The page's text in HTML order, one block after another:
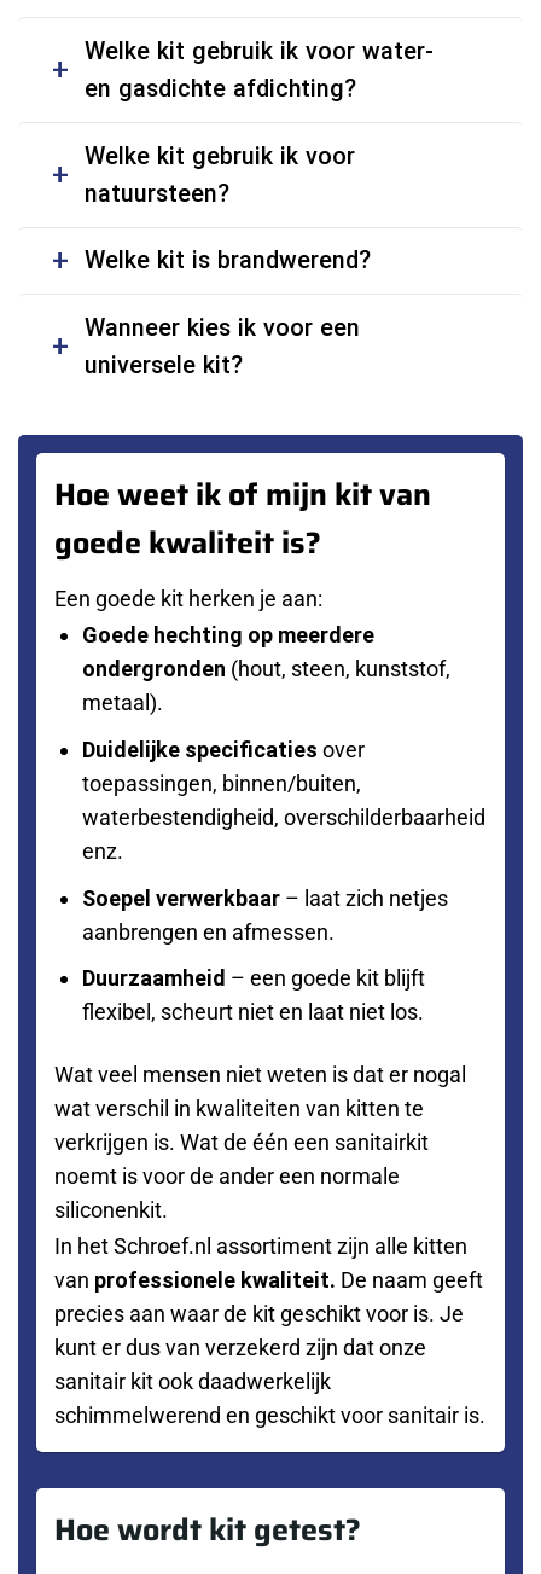
Welke kit gebruik ik voor water-
en gasdichte afdichting?
Welke kit gebruik ik voor
natuursteen?
Welke kit is brandwerend?
Wanneer kies ik voor een
universele kit?
Hoe weet ik of mijn kit van
goede kwaliteit is?
Een goede kit herken je aan:
Goede hechting op meerdere
ondergronden (hout, steen, kunststof,
metaal).
Duidelijke specificaties over
toepassingen, binnen/buiten,
waterbestendigheid, overschilderbaarheid
enz.
Soepel verwerkbaar – laat zich netjes
aanbrengen en afmessen.
Duurzaamheid – een goede kit blijft
flexibel, scheurt niet en laat niet los.
Wat veel mensen niet weten is dat er nogal
wat verschil in kwaliteiten van kitten te
verkrijgen is. Wat de één een sanitairkit
noemt is voor de ander een normale
siliconenkit.
In het Schroef.nl assortiment zijn alle kitten
van professionele kwaliteit. De naam geeft
precies aan waar de kit geschikt voor is. Je
kunt er dus van verzekerd zijn dat onze
sanitair kit ook daadwerkelijk
schimmelwerend en geschikt voor sanitair is.
Hoe wordt kit getest?